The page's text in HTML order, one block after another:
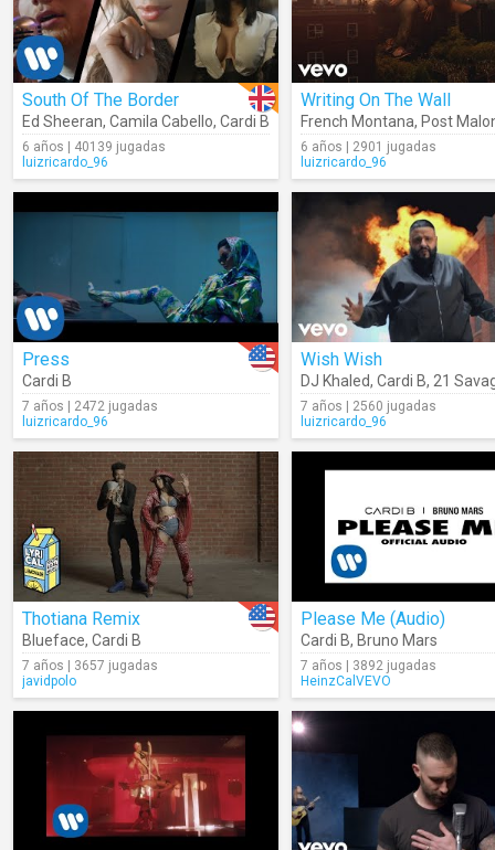
South Of The Border
Ed Sheeran, Camila Cabello, Cardi B
6 años | 40139 jugadas
luizricardo_96
Writing On The Wall
French Montana, Post
6 años | 2901 jugadas
luizricardo_96
Press
Cardi B
7 años | 2472 jugadas
luizricardo_96
Wish Wish
DJ Khaled, Cardi B, 21
7 años | 2560 jugadas
luizricardo_96
Thotiana Remix
Blueface, Cardi B
7 años | 3657 jugadas
javidpolo
Please Me (Audio)
Cardi B, Bruno Mars
7 años | 3892 jugadas
HeinzCalVEVO